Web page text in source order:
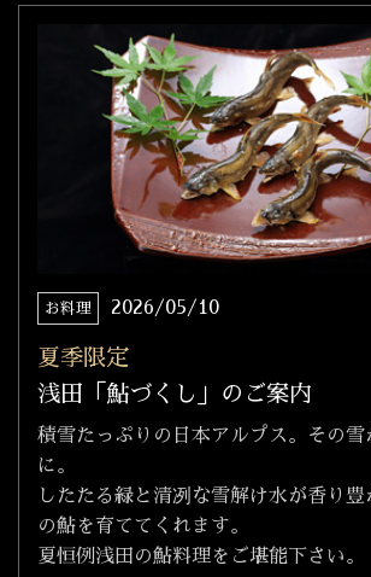
お料理 2026/05/10
夏季限定
浅田「鮎づくし」のご案内
積雪たっぷりの日本アルプス。その雪
に。
したたる緑と清冽な雪解け水が香り豊
の鮎を育ててくれます。
夏恒例浅田の鮎料理をご堪能下さい。